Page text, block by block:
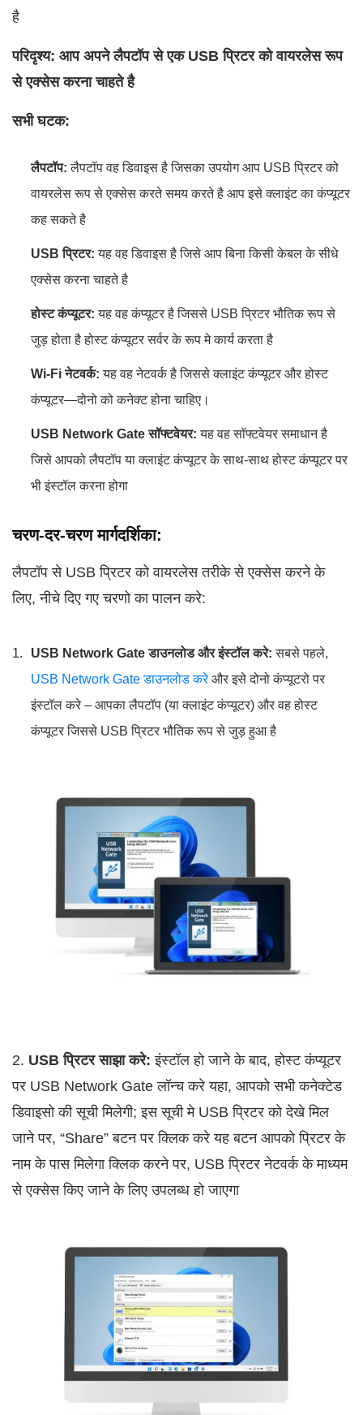
है
परिदृश्य: आप अपने लैपटॉप से एक USB प्रिटर को वायरलेस रूप
से एक्सेस करना चाहते है
सभी घटक:
लैपटॉप: लैपटॉप वह डिवाइस है जिसका उपयोग आप USB प्रिटर को
वायरलेस रूप से एक्सेस करते समय करते है आप इसे क्लाइंट का कंप्यूटर
कह सकते है
USB प्रिटर: यह वह डिवाइस है जिसे आप बिना किसी केबल के सीधे
एक्सेस करना चाहते है
होस्ट कंप्यूटर: यह वह कंप्यूटर है जिससे USB प्रिटर भौतिक रूप से
जुड़ होता है होस्ट कंप्यूटर सर्वर के रूप मे कार्य करता है
Wi‑Fi नेटवर्क: यह वह नेटवर्क है जिससे क्लाइंट कंप्यूटर और होस्ट
कंप्यूटर—दोनो को कनेक्ट होना चाहिए।
USB Network Gate सॉफ्टवेयर: यह वह सॉफ्टवेयर समाधान है
जिसे आपको लैपटॉप या क्लाइंट कंप्यूटर के साथ-साथ होस्ट कंप्यूटर पर
भी इंस्टॉल करना होगा
चरण-दर-चरण मार्गदर्शिका:
लैपटॉप से USB प्रिटर को वायरलेस तरीके से एक्सेस करने के
लिए, नीचे दिए गए चरणो का पालन करे:
USB Network Gate डाउनलोड और इंस्टॉल करे: सबसे पहले,
USB Network Gate डाउनलोड करेऔर इसे दोनो कंप्यूटरो पर
इंस्टॉल करे – आपका लैपटॉप (या क्लाइंट कंप्यूटर) और वह होस्ट
कंप्यूटर जिससे USB प्रिटर भौतिक रूप से जुड़ हुआ है
2. USB प्रिटर साझा करे: इंस्टॉल हो जाने के बाद, होस्ट कंप्यूटर
पर USB Network Gate लॉन्च करे यहा, आपको सभी कनेक्टेड
डिवाइसो की सूची मिलेगी; इस सूची मे USB प्रिटर को देखे मिल
जाने पर, “Share” बटन पर क्लिक करे यह बटन आपको प्रिटर के
नाम के पास मिलेगा क्लिक करने पर, USB प्रिटर नेटवर्क के माध्यम
से एक्सेस किए जाने के लिए उपलब्ध हो जाएगा